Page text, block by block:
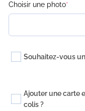
Choisir une photo*
Souhaitez-vous
Ajouter une carte
colis ?